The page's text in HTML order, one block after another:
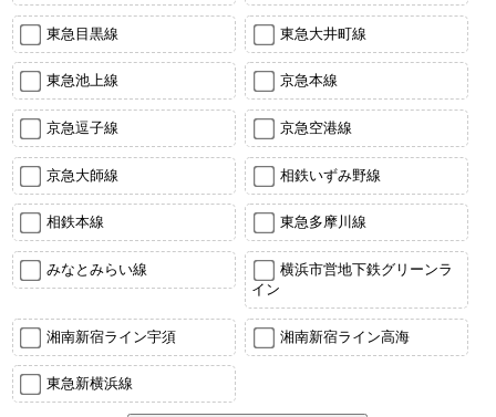
東急目黒線 東急大井町線
東急池上線 京急本線
京急逗子線 京急空港線
京急大師線 相鉄いずみ野線
相鉄本線 東急多摩川線
みなとみらい線
横浜市営地下鉄グリーンラ
イン
湘南新宿ライン宇須 湘南新宿ライン高海
東急新横浜線